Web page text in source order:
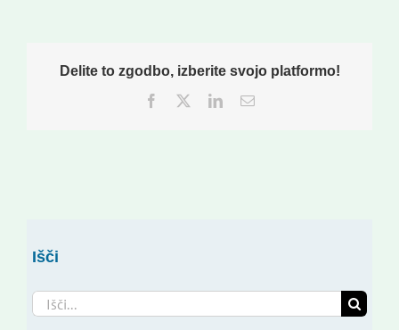
Delite to zgodbo, izberite svojo platformo!
Facebook
TwitterLinkedInEmail
Išči
Search
for: